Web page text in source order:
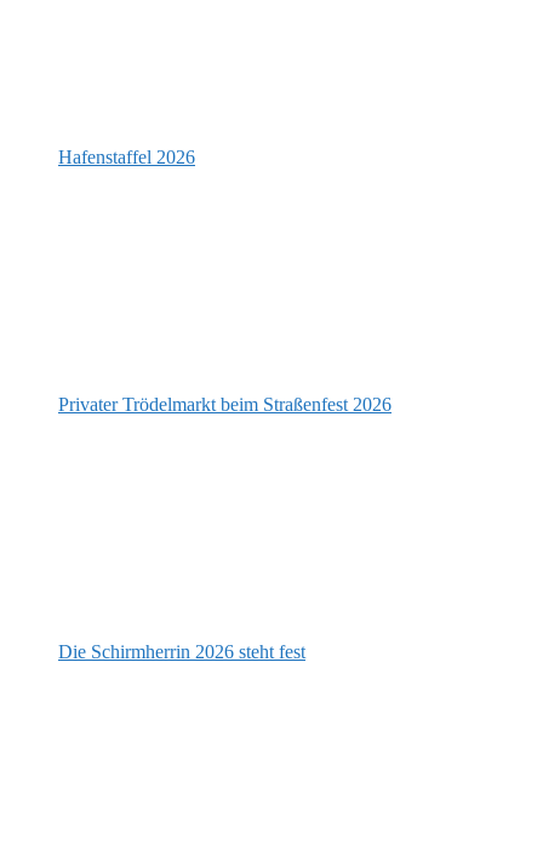
Hafenstaffel 2026
Privater Trödelmarkt beim Straßenfest 2026
Die Schirmherrin 2026 steht fest